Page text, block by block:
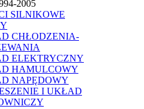
2005
SILNIKOWE
CHŁODZENIA-
ELEKTRYCZNY
HAMULCOWY
NAPĘDOWY
I UKŁAD